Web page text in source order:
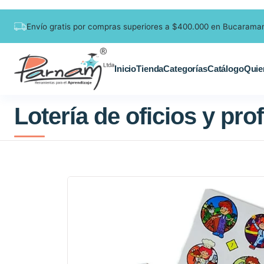
Envío gratis por compras superiores a $400.000 en
InicioTiendaCategoríasCatálogo
Lotería de oficios y